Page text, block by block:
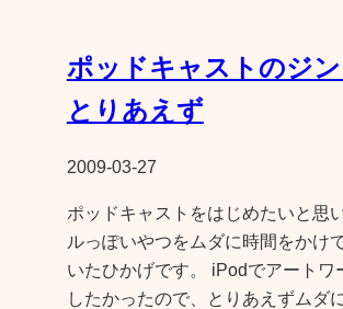
ポッドキャストのジ
とりあえず
2009-03-27
ポッドキャストをはじめたいと思
ルっぽいやつをムダに時間をかけ
いたひかげです。 iPodでアートワ
したかったので、とりあえずムダ